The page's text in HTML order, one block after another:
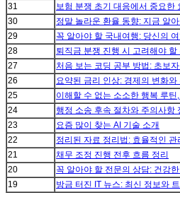
31
보험 분쟁 초기 대응에서 중요한
30
정말 놀라운 환율 동향: 지금 알
29
꼭 알아야 할 국내여행: 당신의
28
퇴직금 분쟁 진행 시 고려해야 할
27
처음 보는 코딩 공부 방법: 초보
26
요약된 금리 인상: 경제의 변화
25
이해할 수 없는 소소한 행복 루틴
24
행정 소송 후속 절차와 주의사항
23
요즘 많이 찾는 AI 기술 소개
22
정리된 자료 정리법: 효율적인 관
21
채무 조정 진행 전후 흐름 정리
20
꼭 알아야 할 전문의 상담: 건강
19
방금 터진 IT 뉴스: 최신 정보와